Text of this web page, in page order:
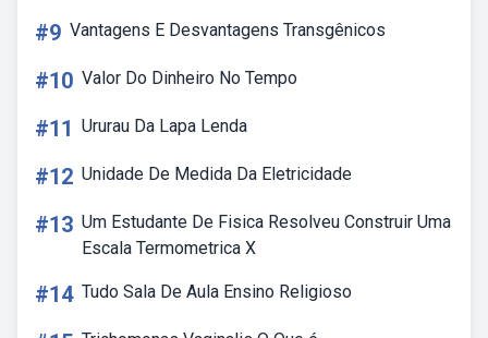
#9 Vantagens E Desvantagens Transgênicos
#10 Valor Do Dinheiro No Tempo
#11 Ururau Da Lapa Lenda
#12 Unidade De Medida Da Eletricidade
#13 Um Estudante De Fisica Resolveu Construir Uma
Escala Termometrica X
#14 Tudo Sala De Aula Ensino Religioso